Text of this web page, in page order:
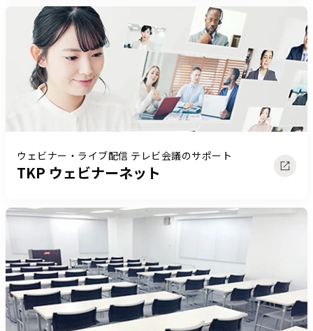
ウェビナー・ライブ配信 テレビ会議のサポート
TKP ウェビナーネット